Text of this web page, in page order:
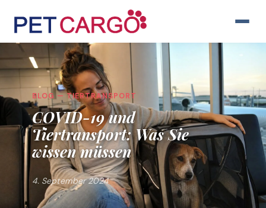
BLOG — TIERTRANSPORT
COVID-19 und
Tiertransport: Was Sie
wissen müssen
4. September 2024